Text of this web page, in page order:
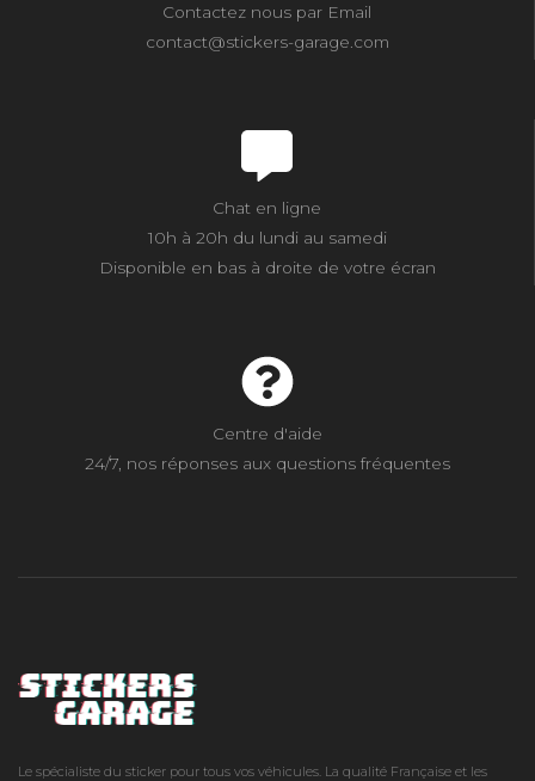
Contactez nous par Email
contact@stickers-garage.com
Chat en ligne
10h à 20h du lundi au samedi
Disponible en bas à droite de votre écran
Centre d'aide
24/7, nos réponses aux questions fréquentes
Le spécialiste du sticker pour tous vos véhicules. La qualité Française et les